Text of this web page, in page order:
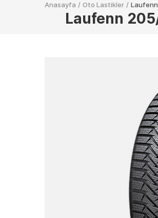
Anasayfa / Oto Lastikler / Laufenn
Laufenn